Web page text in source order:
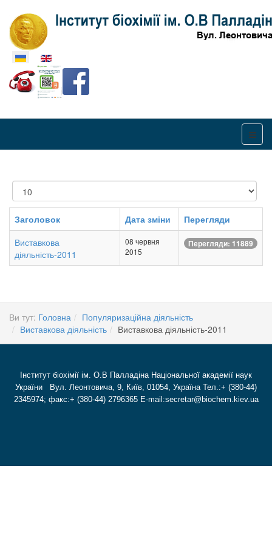
Оберіть свою мову
Показувати
Заголовок Дата зміни
Перегляди
Виставкова
діяльність-2011
08 червня
2015
Перегляди: 11889
Ви тут: Головна
Популяризаційна діяльність
Виставкова діяльність
Виставкова діяльність-2011
Інститут біохімії ім. О.В Палладіна Національної академії наук
України Вул. Леонтовича, 9, Київ, 01054, Україна Тел.:+ (380-44)
2345974; факс:+ (380-44) 2796365 E-mail:secretar@biochem.kiev.ua